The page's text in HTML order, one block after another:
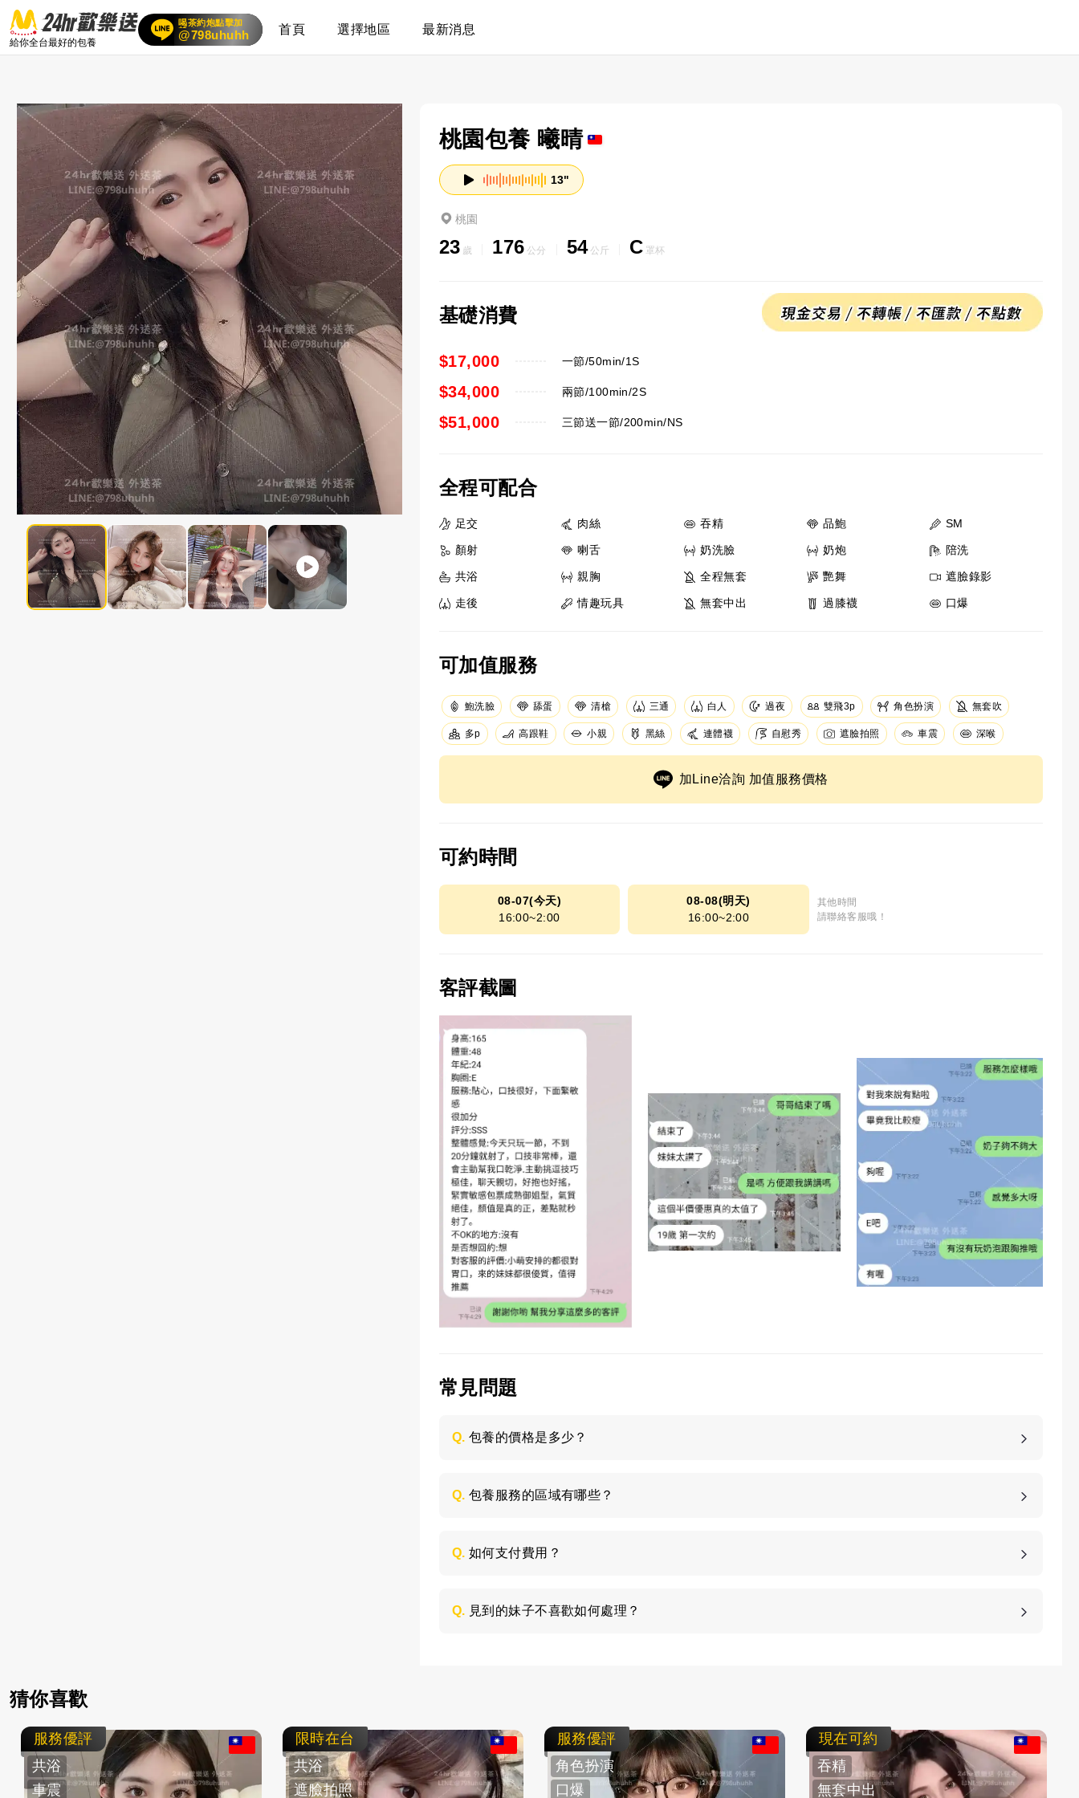
給你全台最好的包養
喝茶約炮點擊加
賴
24小時客服在線
@798uhuhh 首頁 選擇地區 最新消息
桃園包養 曦晴
13"
桃園
23 歲 176 公分 54公斤 C 罩杯
基礎消費
一節/50min/1S
$17,000
兩節/100min/2S
$34,000
三節送一節/200min/NS
$51,000
全程可配合
足交 肉絲 吞精 品鮑 SM
顏射 喇舌 奶洗臉 奶炮 陪洗
共浴 親胸 全程無套 艷舞 遮臉錄影
走後 情趣玩具 無套中出 過膝襪 口爆
可加值服務
鮑洗臉 舔蛋 清槍 三通 白人 過夜 雙飛3p 角色扮演 無套吹
多p 高跟鞋 小親 黑絲 連體襪 自慰秀 遮臉拍照 車震 深喉
加Line洽詢 加值服務價格
可約時間
08-07(今天)
16:00~2:00
08-08(明天)
16:00~2:00
其他時間
請聯絡客服哦！
客評截圖
常見問題
Q. 包養的價格是多少？
Q. 包養服務的區域有哪些？
Q. 如何支付費用？
Q. 見到的妹子不喜歡如何處理？
猜你喜歡
服務優評
共浴
車震
限時在台
共浴
遮臉拍照
服務優評
角色扮演
口爆
現在可約
吞精
無套中出